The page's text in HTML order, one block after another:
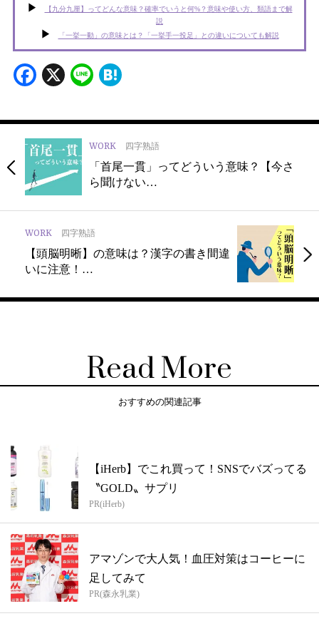
【九分九厘】ってどんな意味？確率でいうと何%？意味や使い方、類語まで解
説
「一挙一動」の意味とは？「一挙手一投足」との違いについても解説
Facebook
X Line
WORK 四字熟語
「首尾一貫」ってどういう意味？【今さ
ら聞けない…
WORK 四字熟語
【頭脳明晰】の意味は？漢字の書き間違
いに注意！…
Read More
おすすめの関連記事
【iHerb】でこれ買って！SNSでバズってる
〝GOLD〟サプリ
PR(iHerb)
アマゾンで大人気！血圧対策はコーヒーに
足してみて
PR(森永乳業)